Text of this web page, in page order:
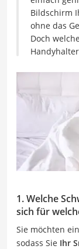
Bildschirm
ohne das
Doch
1. Welche
sich für
Sie möchten
sodass Sie Ihr